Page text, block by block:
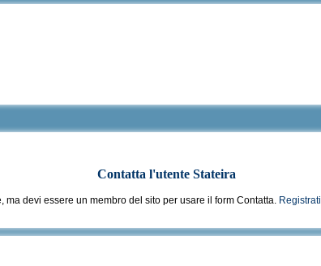
Contatta l'utente Stateira
ma devi essere un membro del sito per usare il form Contatta. Registrati